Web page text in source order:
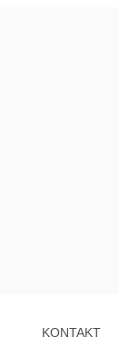
KONTAKT